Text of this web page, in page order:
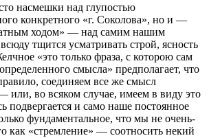
насмешки над глупостью
конкретного «г. Соколова», но и —
ходом» — над самим нашим
тщится усматривать строй, ясность
«это только фраза, с которою сам
смысла» предполагает, что
соединяем все же смысл
во всяком случае, имеем в виду это
подвергается и само наше постоянное
фундаментальное, что мы не очень-
как «стремление» — соотносить некий